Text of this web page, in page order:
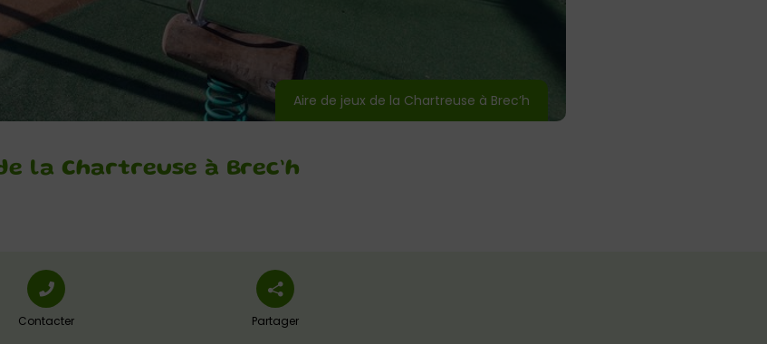
la Chartreuse à Brec’h
Aire de jeux de la Chartreuse à Brec’h
Contacter Partager